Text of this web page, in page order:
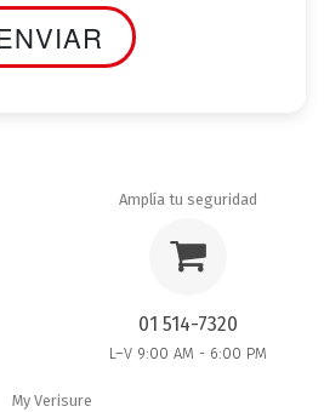
Amplía tu seguridad
01 514-7320
L–V 9:00 AM - 6:00 PM
My Verisure